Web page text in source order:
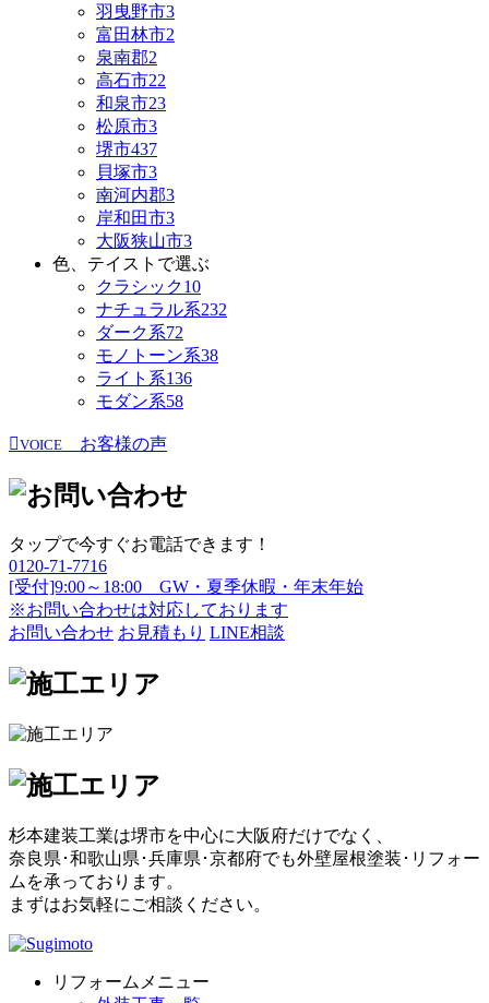
羽曳野市3
富田林市2
泉南郡2
高石市22
和泉市23
松原市3
堺市437
貝塚市3
南河内郡3
岸和田市3
大阪狭山市3
色、テイストで選ぶ
クラシック10
ナチュラル系232
ダーク系72
モノトーン系38
ライト系136
モダン系58
VOICE お客様の声
タップで今すぐお電話できます！
0120-71-7716
[受付]9:00～18:00 GW・夏季休暇・年末年始
※お問い合わせは対応しております
お問い合わせ お見積もり LINE相談
杉本建装工業は堺市を中心に大阪府だけでなく、
奈良県･和歌山県･兵庫県･京都府でも外壁屋根塗装･リフォー
ムを承っております。
まずはお気軽にご相談ください。
リフォームメニュー